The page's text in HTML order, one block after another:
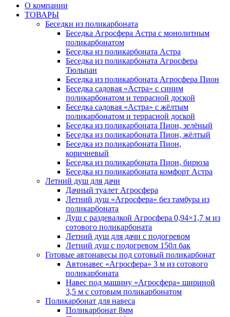
О компании
ТОВАРЫ
Беседки из поликарбоната
Беседка Агросфера Астра с монолитным
поликарбонатом
Беседка из поликарбоната Астра
Беседка из поликарбоната Агросфера
Тюльпан
Беседка из поликарбоната Агросфера Пион
Беседка садовая «Астра» с синим
поликарбонатом и террасной доской
Беседка садовая «Астра» с жёлтым
поликарбонатом и террасной доской
Беседка из поликарбоната Пион, зелёный
Беседка из поликарбоната Пион, жёлтый
Беседка из поликарбоната Пион,
коричневый
Беседка из поликарбоната Пион, бирюза
Беседка из поликарбоната комфорт Астра
Летний душ для дачи
Дачный туалет Агросфера
Летний душ «Агросфера» без тамбура из
поликарбоната
Душ с раздевалкой Агросфера 0,94×1,7 м из
сотового поликарбоната
Летний душ для дачи с подогревом
Летний душ с подогревом 150л бак
Готовые автонавесы под сотовый поликарбонат
Автонавес «Агросфера» 3 м из сотового
поликарбоната
Навес под машину «Агросфера» шириной
3,5 м с сотовым поликарбонатом
Поликарбонат для навеса
Поликарбонат 8мм